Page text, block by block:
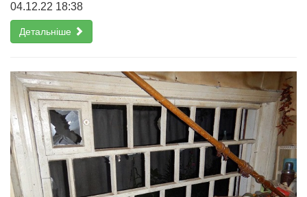
04.12.22 18:38
Детальніше